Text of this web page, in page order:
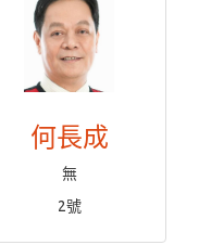
何長成
無
2號